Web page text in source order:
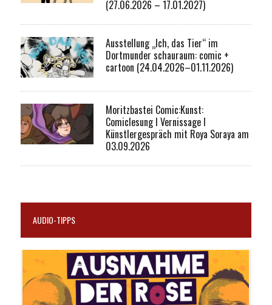
(27.06.2026 – 17.01.2027)
Ausstellung „Ich, das Tier“ im
Dortmunder schauraum: comic +
cartoon (24.04.2026–01.11.2026)
Moritzbastei Comic:Kunst:
Comiclesung I Vernissage I
Künstlergespräch mit Roya Soraya am
03.09.2026
AUDIO-TIPPS